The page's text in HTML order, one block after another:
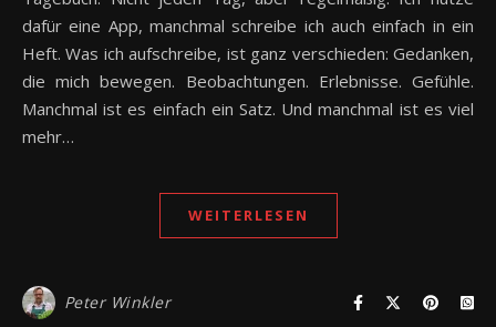
dafür eine App, manchmal schreibe ich auch einfach in ein
Heft. Was ich aufschreibe, ist ganz verschieden: Gedanken,
die mich bewegen. Beobachtungen. Erlebnisse. Gefühle.
Manchmal ist es einfach ein Satz. Und manchmal ist es viel
mehr…
WEITERLESEN
Peter Winkler